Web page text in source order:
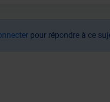
pour répondre à ce